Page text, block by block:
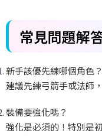
⁉️常見問題解
新手該優先練哪個角色？
建議先練弓箭手或法師
裝備要強化嗎？
強化是必須的！特別是